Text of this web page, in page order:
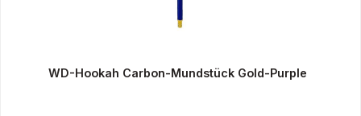
WD-Hookah Carbon-Mundstück Gold-Purple